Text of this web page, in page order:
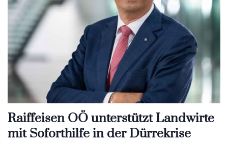
Raiffeisen OÖ unterstützt Landwirte
mit Soforthilfe in der Dürrekrise